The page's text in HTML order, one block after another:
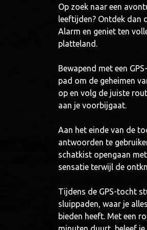
Op zoek naar een
leeftijden? Ontdek dan
Alarm en geniet ten
platteland.
Bewapend met een
pad om de geheimen
op en volg de juiste
aan je voorbijgaat.
Aan het einde van de
antwoorden te
schatkist opengaan
sensatie terwijl de
Tijdens de GPS-tocht
sluippaden, waar je
bieden heeft. Met een